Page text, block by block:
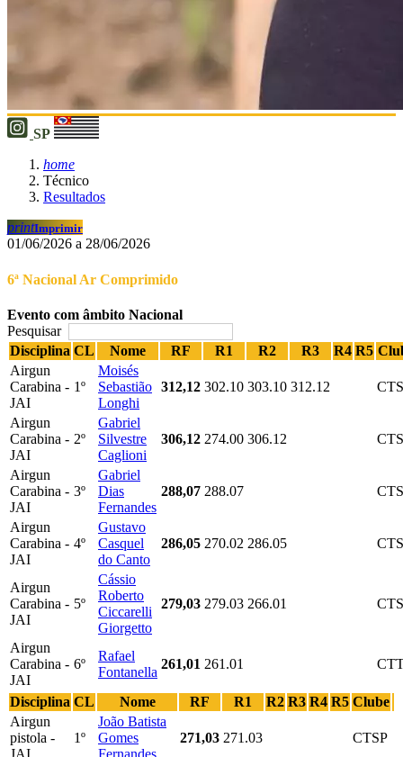
SP
home
Técnico
Resultados
printImprimir
01/06/2026 a 28/06/2026
6ª Nacional Ar Comprimido
Evento com âmbito Nacional
Pesquisar
Disciplina CL Nome RF R1 R2 R3 R4 R5
Airgun
Carabina -
JAI
1º
Moisés
Sebastião
Longhi
312,12 302.10 303.10 312.12
Airgun
Carabina -
JAI
2º
Gabriel
Silvestre
Caglioni
306,12 274.00 306.12
Airgun
Carabina -
JAI
3º
Gabriel
Dias
Fernandes
288,07 288.07
Airgun
Carabina -
JAI
4º
Gustavo
Casquel
do Canto
286,05 270.02 286.05
Airgun
Carabina -
JAI
5º
Cássio
Roberto
Ciccarelli
Giorgetto
279,03 279.03 266.01
Airgun
Carabina -
JAI
6º
Rafael
Fontanella
261,01 261.01
Disciplina CL Nome RF R1 R2 R3 R4 R5 Clube
Airgun
pistola -
JAI
1º
João Batista
Gomes
Fernandes
271,03 271.03 CTSP